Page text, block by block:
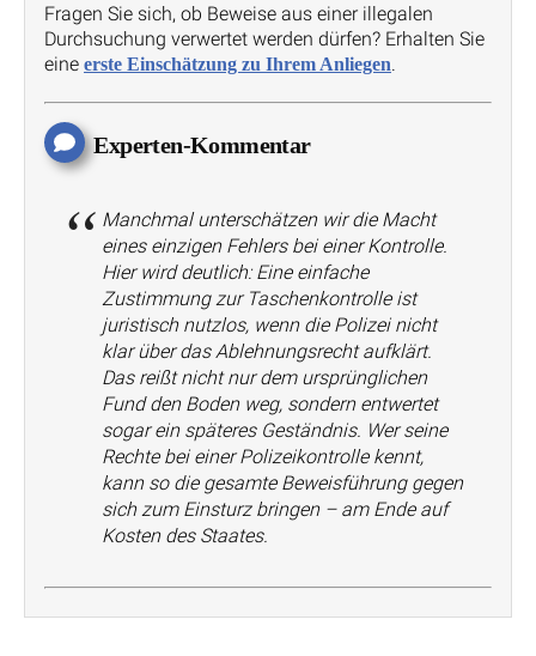
Fragen Sie sich, ob Beweise aus einer illegalen
Durchsuchung verwertet werden dürfen? Erhalten Sie
eine erste Einschätzung zu Ihrem Anliegen.
Experten-Kommentar
Manchmal unterschätzen wir die Macht
eines einzigen Fehlers bei einer Kontrolle.
Hier wird deutlich: Eine einfache
Zustimmung zur Taschenkontrolle ist
juristisch nutzlos, wenn die Polizei nicht
klar über das Ablehnungsrecht aufklärt.
Das reißt nicht nur dem ursprünglichen
Fund den Boden weg, sondern entwertet
sogar ein späteres Geständnis. Wer seine
Rechte bei einer Polizeikontrolle kennt,
kann so die gesamte Beweisführung gegen
sich zum Einsturz bringen – am Ende auf
Kosten des Staates.